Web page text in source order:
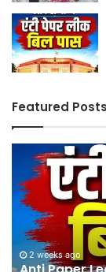
Featured Posts
Paper
Leak
Bill
2026:
पेपर
लीक
माफिया
2 weeks ago